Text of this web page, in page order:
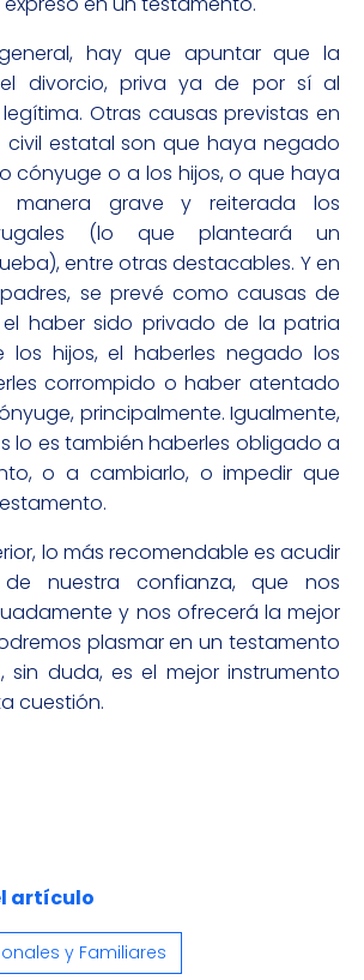
hay que apuntar que la
divorcio, priva ya de por sí al
Otras causas previstas en
civil estatal son que haya negado
cónyuge o a los hijos, o que haya
manera grave y reiterada los
(lo que planteará un
entre otras destacables. Y en
se prevé como causas de
haber sido privado de la patria
los hijos, el haberles negado los
corrompido o haber atentado
principalmente. Igualmente,
lo es también haberles obligado a
o a cambiarlo, o impedir que
lo más recomendable es acudir
nuestra confianza, que nos
y nos ofrecerá la mejor
plasmar en un testamento
sin duda, es el mejor instrumento
cuestión.
artículo
y Familiares